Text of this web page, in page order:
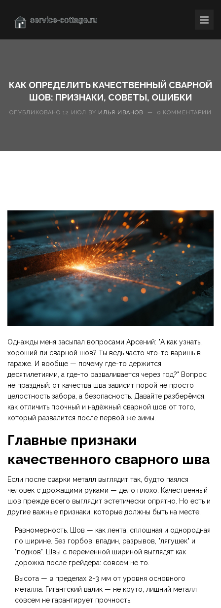
КАК ОПРЕДЕЛИТЬ КАЧЕСТВЕННЫЙ СВАРНОЙ
ШОВ: ПРИЗНАКИ, СОВЕТЫ, ОШИБКИ
ОПУБЛИКОВАНО 12 ИЮЛ BY ИЛЬЯ ИВАНОВ — 0 КОММЕНТАРИИ
Однажды меня засыпал вопросами Арсений: "А как узнать,
хороший ли сварной шов? Ты ведь часто что-то варишь в
гараже. И вообще — почему где-то держится
десятилетиями, а где-то разваливается через год?" Вопрос
не праздный: от качества шва зависит порой не просто
целостность забора, а безопасность. Давайте разберёмся,
как отличить прочный и надёжный сварной шов от того,
который развалится после первой же зимы.
Главные признаки
качественного сварного шва
Если после сварки металл выглядит так, будто паялся
человек с дрожащими руками — дело плохо. Качественный
шов прежде всего выглядит эстетически опрятно. Но есть и
другие важные признаки, которые должны быть на месте.
Равномерность. Шов — как лента, сплошная и однородная
по ширине. Без горбов, впадин, разрывов, "лягушек" и
"подков". Швы с переменной шириной выглядят как
дорожка после грейдера: совсем не то.
Высота — в пределах 2-3 мм от уровня основного
металла. Гигантский валик — не круто, лишний металл
совсем не гарантирует прочность.